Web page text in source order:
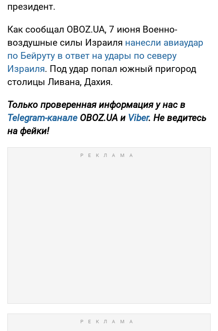
президент.
Как сообщал OBOZ.UA, 7 июня Военно-
воздушные силы Израиля нанесли авиаудар
по Бейруту в ответ на удары по северу
Израиля. Под удар попал южный пригород
столицы Ливана, Дахия.
Только проверенная информация у нас в
Telegram-канале OBOZ.UA и Viber. Не ведитесь
на фейки!